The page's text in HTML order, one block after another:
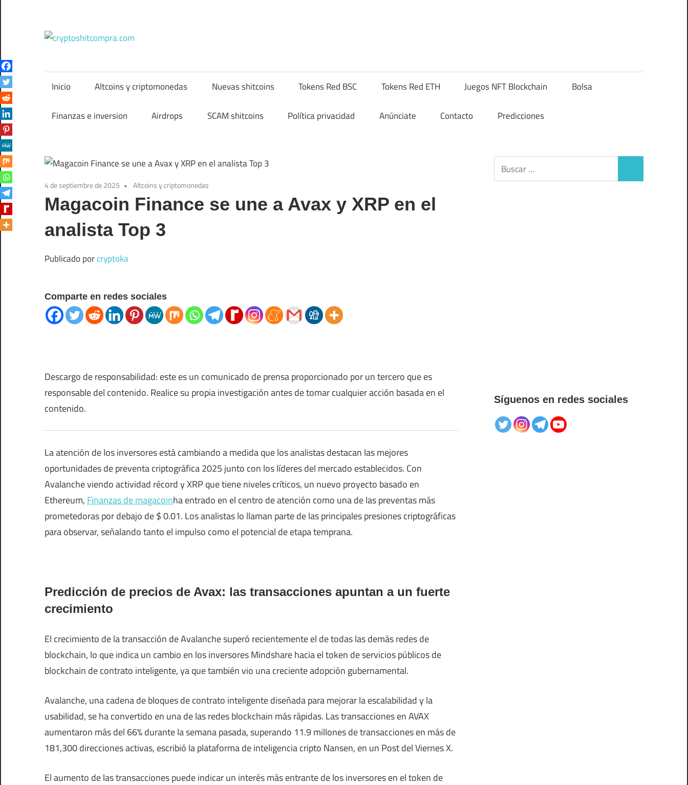
contenido
Inicio Altcoins y criptomonedas Nuevas shitcoins Tokens Red BSC Tokens Red ETH Juegos NFT Blockchain Bolsa
Finanzas e inversion Airdrops SCAM shitcoins Política privacidad Anúnciate Contacto Predicciones
4 de septiembre de 2025 Altcoins y criptomonedas
Magacoin Finance se une a Avax y XRP en el
analista Top 3
Publicado porcryptoka
Comparte en redes sociales
Descargo de responsabilidad: este es un comunicado de prensa proporcionado por un tercero que es
responsable del contenido. Realice su propia investigación antes de tomar cualquier acción basada en el
contenido.
La atención de los inversores está cambiando a medida que los analistas destacan las mejores
oportunidades de preventa criptográfica 2025 junto con los líderes del mercado establecidos. Con
Avalanche viendo actividad récord y XRP que tiene niveles críticos, un nuevo proyecto basado en
Ethereum, Finanzas de magacoinha entrado en el centro de atención como una de las preventas más
prometedoras por debajo de $ 0.01. Los analistas lo llaman parte de las principales presiones criptográficas
para observar, señalando tanto el impulso como el potencial de etapa temprana.
Predicción de precios de Avax: las transacciones apuntan a un fuerte
crecimiento
El crecimiento de la transacción de Avalanche superó recientemente el de todas las demás redes de
blockchain, lo que indica un cambio en los inversores Mindshare hacia el token de servicios públicos de
blockchain de contrato inteligente, ya que también vio una creciente adopción gubernamental.
Avalanche, una cadena de bloques de contrato inteligente diseñada para mejorar la escalabilidad y la
usabilidad, se ha convertido en una de las redes blockchain más rápidas. Las transacciones en AVAX
aumentaron más del 66% durante la semana pasada, superando 11.9 millones de transacciones en más de
181,300 direcciones activas, escribió la plataforma de inteligencia cripto Nansen, en un Post del Viernes X.
El aumento de las transacciones puede indicar un interés más entrante de los inversores en el token de
Buscar:
Síguenos en redes sociales